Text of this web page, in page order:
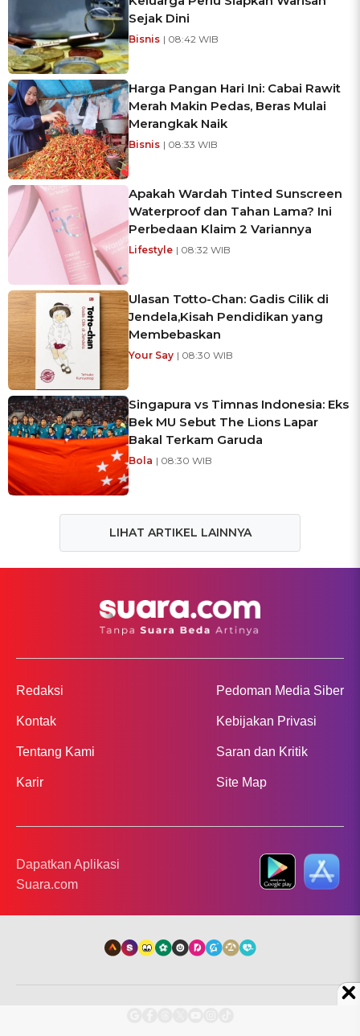
Sejak Dini
Bisnis | 08:42 WIB
Harga Pangan Hari Ini: Cabai Rawit
Merah Makin Pedas, Beras Mulai
Merangkak Naik
Bisnis | 08:33 WIB
Apakah Wardah Tinted Sunscreen
Waterproof dan Tahan Lama? Ini
Perbedaan Klaim 2 Variannya
Lifestyle | 08:32 WIB
Ulasan Totto-Chan: Gadis Cilik di
Jendela,Kisah Pendidikan yang
Membebaskan
Your Say | 08:30 WIB
Singapura vs Timnas Indonesia: Eks
Bek MU Sebut The Lions Lapar
Bakal Terkam Garuda
Bola | 08:30 WIB
LIHAT ARTIKEL LAINNYA
Redaksi
Kontak
Tentang Kami
Karir
Pedoman Media Siber
Kebijakan Privasi
Saran dan Kritik
Site Map
Dapatkan Aplikasi
Suara.com